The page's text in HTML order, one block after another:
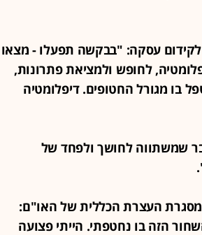
לקידום עסקה: "בבקשה תפעלו - מצאו
לחופש ולמציאת פתרונות,
בו מגורל החטופים. דיפלומטיה
דבר שמשתווה לחושך ולפחד של
במסגרת העצרת הכללית של האו"ם:
הזה בו נחטפתי. הייתי פצועה